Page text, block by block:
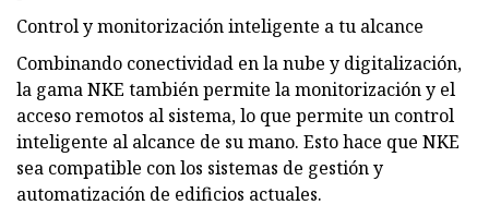
Control y monitorización inteligente a tu alcance
Combinando conectividad en la nube y digitalización,
la gama NKE también permite la monitorización y el
acceso remotos al sistema, lo que permite un control
inteligente al alcance de su mano. Esto hace que NKE
sea compatible con los sistemas de gestión y
automatización de edificios actuales.